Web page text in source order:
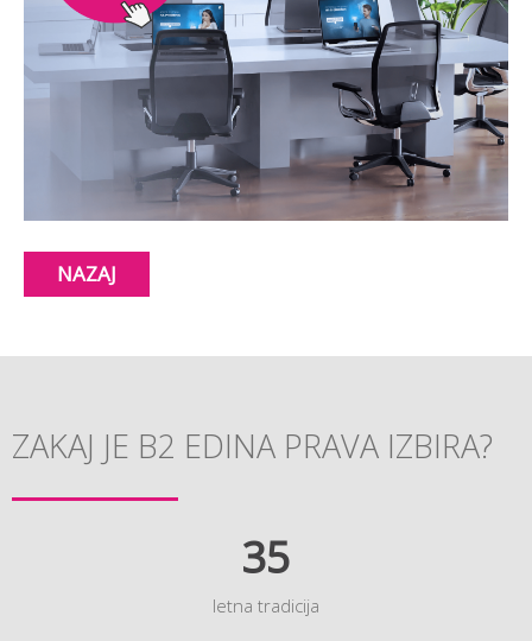
NAZAJ
ZAKAJ JE B2 EDINA PRAVA IZBIRA?
35
letna tradicija